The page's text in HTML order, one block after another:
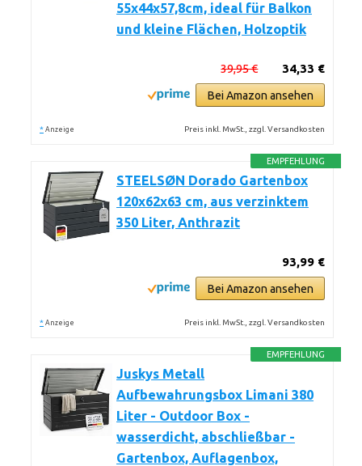
55x44x57,8cm, ideal für Balkon
und kleine Flächen, Holzoptik
34,33 €
39,95 €
Bei Amazon ansehen
* Anzeige Preis inkl. MwSt., zzgl. Versandkosten
EMPFEHLUNG
STEELSØN Dorado Gartenbox
120x62x63 cm, aus verzinktem
350 Liter, Anthrazit
93,99 €
Bei Amazon ansehen
* Anzeige Preis inkl. MwSt., zzgl. Versandkosten
EMPFEHLUNG
Juskys Metall
Aufbewahrungsbox Limani 380
Liter - Outdoor Box -
wasserdicht, abschließbar -
Gartenbox, Auflagenbox,